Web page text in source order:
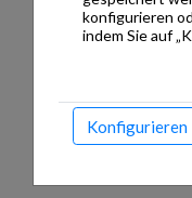
konfigurieren
indem Sie auf
Konfigurieren